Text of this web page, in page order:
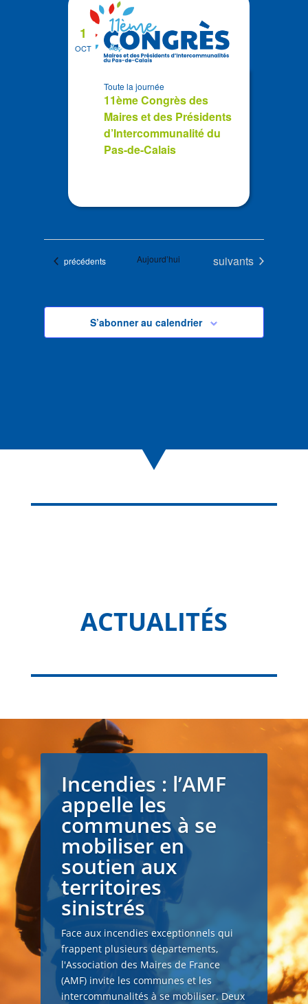
OCT
1
11ème Congrès des
Maires et des Présidents
d’Intercommunalité du
Pas-de-Calais
Toute la journée
Évènements
précédents Aujourd’hui Évènements
suivants
S’abonner au calendrier
ACTUALITÉS
Incendies : l’AMF
appelle les
communes à se
mobiliser en
soutien aux
territoires
sinistrés
Face aux incendies exceptionnels qui
frappent plusieurs départements,
l'Association des Maires de France
(AMF) invite les communes et les
intercommunalités à se mobiliser. Deux